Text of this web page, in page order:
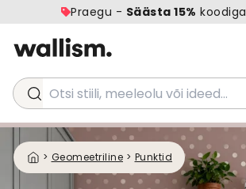
Praegu - Säästa 15% koodiga
Otsi stiili, meeleolu või ideed...
> Geomeetriline > Punktid